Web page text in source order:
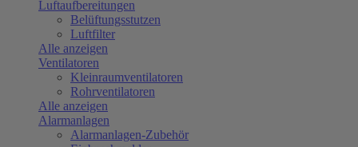
Luftaufbereitungen
Belüftungsstutzen
Luftfilter
Alle anzeigen
Ventilatoren
Kleinraumventilatoren
Rohrventilatoren
Alle anzeigen
Alarmanlagen
Alarmanlagen-Zubehör